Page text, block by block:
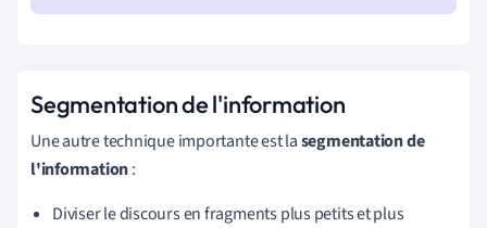
Segmentation de l'information
Une autre technique importante est lasegmentation de
l'information:
Diviser le discours en fragments plus petits et plus